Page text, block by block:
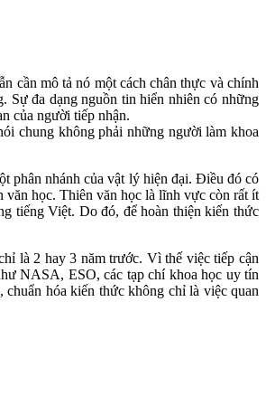
cần mô tả nó một cách chân thực và chính
Sự đa dạng nguồn tin hiển nhiên có những
của người tiếp nhận.
chung không phải những người làm khoa
phân nhánh của vật lý hiện đại. Điều đó có
văn học. Thiên văn học là lĩnh vực còn rất ít
tiếng Việt. Do đó, để hoàn thiện kiến thức
là 2 hay 3 năm trước. Vì thế việc tiếp cận
NASA, ESO, các tạp chí khoa học uy tín
hóa kiến thức không chỉ là việc quan